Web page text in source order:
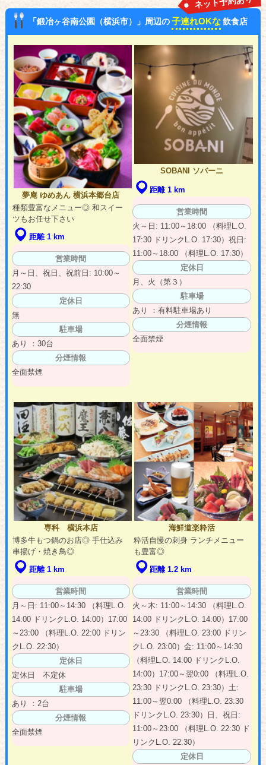
「鍛冶ヶ谷南公園（横浜市）」周辺の子連れOKな 飲食店
夢庵 ゆめあん 横浜本郷台店
種類豊富なメニュー◎ 和スイー
ツもお任せ下さい
距離 1 km
営業時間
月～日、祝日、祝前日: 10:00～
22:30
定休日
無
駐車場
あり ：30台
分煙情報
全面禁煙
SOBANI ソバーニ
距離 1 km
営業時間
火～日: 11:00～18:00 （料理L.O.
17:30 ドリンクL.O. 17:30）祝日:
11:00～18:00 （料理L.O. 17:30）
定休日
月、火（第３）
駐車場
あり ：有料駐車場あり
分煙情報
全面禁煙
専科 横浜本店
博多牛もつ鍋のお店◎ 手仕込み
串揚げ・焼き鳥◎
距離 1 km
営業時間
月～日: 11:00～14:30 （料理L.O.
14:00 ドリンクL.O. 14:00）17:00
～23:00 （料理L.O. 22:00 ドリン
クL.O. 22:30）
定休日
定休日 不定休
駐車場
あり ：2台
分煙情報
全面禁煙
海鮮道楽粋活
粋活自慢の刺身 ランチメニュー
も豊富◎
距離 1.2 km
営業時間
火～木: 11:00～14:30 （料理L.O.
14:00 ドリンクL.O. 14:00）17:00
～23:30 （料理L.O. 23:00 ドリン
クL.O. 23:00）金: 11:00～14:30
（料理L.O. 14:00 ドリンクL.O.
14:00）17:00～翌0:00 （料理L.O.
23:30 ドリンクL.O. 23:30）土:
11:00～翌0:00 （料理L.O. 23:30
ドリンクL.O. 23:30）日、祝日:
11:00～23:00 （料理L.O. 22:30 ド
リンクL.O. 22:30）
定休日